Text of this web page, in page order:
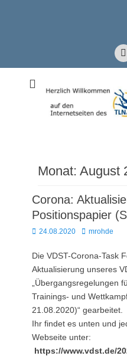
Monat: August
Corona:
Positionspapier
Posted
24.08.2020 Autor
mrohde
Die VDST-Corona-Task
Aktualisierung unseres
„Übergangsregelungen
Trainings- und
21.08.2020)“ gearbeitet.
Ihr findet es unten und
Webseite unter:
https://www.vdst.de/